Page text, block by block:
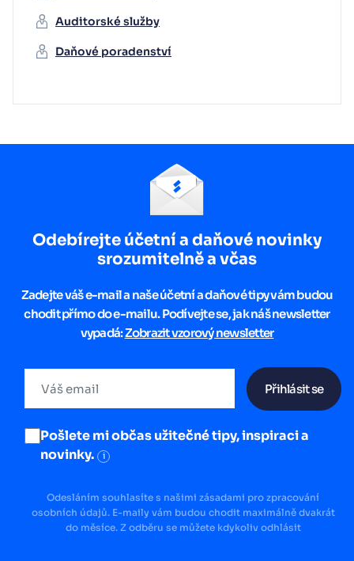
Auditorské služby
Daňové poradenství
Odebírejte účetní a daňové novinky
srozumitelně a včas
Zadejte váš e-mail a naše účetní a daňové tipy vám budou
chodit přímo do e-mailu. Podívejte se, jak náš newsletter
vypadá:Zobrazit vzorový newsletter
Přihlásit se
Pošlete mi občas užitečné tipy, inspiraci a
novinky.
i
Odesláním souhlasíte s našimi zásadami pro zpracování
osobních údajů. E-maily vám budou chodit maximálně dvakrát
do měsíce. Z odběru se můžete kdykoliv odhlásit